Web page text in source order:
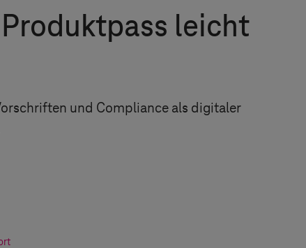
leicht
und Compliance als digitaler